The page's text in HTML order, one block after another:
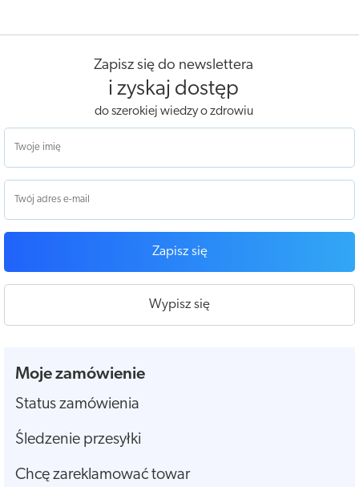
Zapisz się do newslettera
i zyskaj dostęp
do szerokiej wiedzy o zdrowiu
Zapisz się
Wypisz się
Moje zamówienie
Status zamówienia
Śledzenie przesyłki
Chcę zareklamować towar